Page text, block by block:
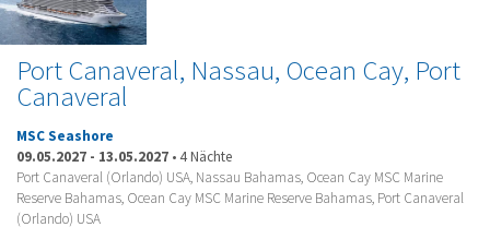
Port Canaveral, Nassau, Ocean Cay, Port
Canaveral
MSC Seashore
09.05.2027 - 13.05.2027 •4 Nächte
Port Canaveral (Orlando) USA, Nassau Bahamas, Ocean Cay MSC Marine
Reserve Bahamas, Ocean Cay MSC Marine Reserve Bahamas, Port Canaveral
(Orlando) USA